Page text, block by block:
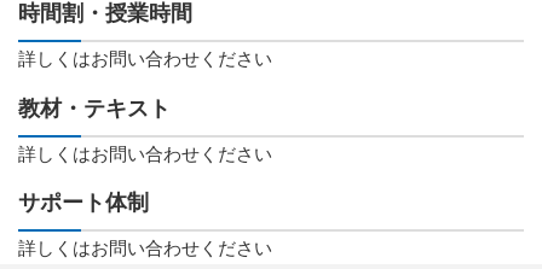
時間割・授業時間
詳しくはお問い合わせください
教材・テキスト
詳しくはお問い合わせください
サポート体制
詳しくはお問い合わせください